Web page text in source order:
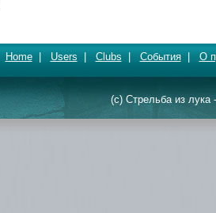
Home| Users Clubs События| О
(c) Стрельба из лука